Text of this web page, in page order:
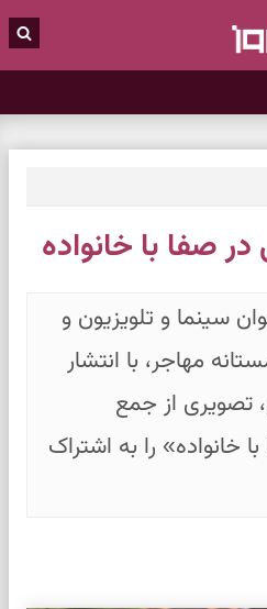
صفا با خانواده
سینما و تلویزیون و
مهاجر، با انتشار
تصویری از جمع
خانواده» را به اشتراک